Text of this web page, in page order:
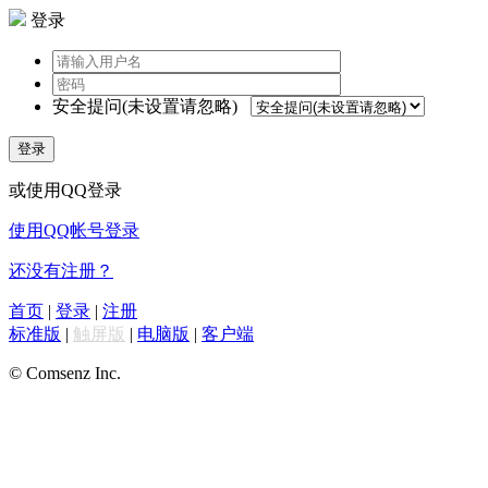
登录
安全提问(未设置请忽略)
登录
或使用QQ登录
使用QQ帐号登录
还没有注册？
首页 | 登录 | 注册
标准版 | 触屏版 | 电脑版 | 客户端
© Comsenz Inc.